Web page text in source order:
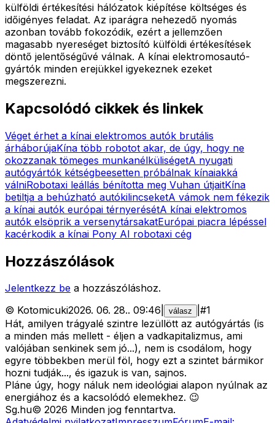
külföldi értékesítési hálózatok kiépítése költséges és
időigényes feladat. Az iparágra nehezedő nyomás
azonban tovább fokozódik, ezért a jellemzően
magasabb nyereséget biztosító külföldi értékesítések
döntő jelentőségűvé válnak. A kínai elektromosautó-
gyártók minden erejükkel igyekeznek ezeket
megszerezni.
Kapcsolódó cikkek és linkek
Véget érhet a kínai elektromos autók brutális
árháborújaKína több robotot akar, de úgy, hogy ne
okozzanak tömeges munkanélküliségetA nyugati
autógyártók kétségbeesetten próbálnak kínaiakká
válniRobotaxi leállás bénította meg Vuhan útjaitKína
betiltja a behúzható autókilincseketA vámok nem fékezik
a kínai autók európai térnyerésétA kínai elektromos
autók elsöprik a versenytársakatEurópai piacra lépéssel
kacérkodik a kínai Pony AI robotaxi cég
Hozzászólások
Jelentkezz be a hozzászóláshoz.
© Kotomicuki2026. 06. 28.. 09:46 válasz #1
Hát, amilyen trágyalé szintre lezüllött az autógyártás (is
a minden más mellett - éljen a vadkapitalizmus, ami
valójában senkinek sem jó...), nem is csodálom, hogy
egyre többekben merül föl, hogy ezt a szintet bármikor
hozni tudják..., és igazuk is van, sajnos.
Pláne úgy, hogy náluk nem ideológiai alapon nyúlnak az
energiához és a kacsolódó elemekhez. 😉
Sg.hu© 2026 Minden jog fenntartva.